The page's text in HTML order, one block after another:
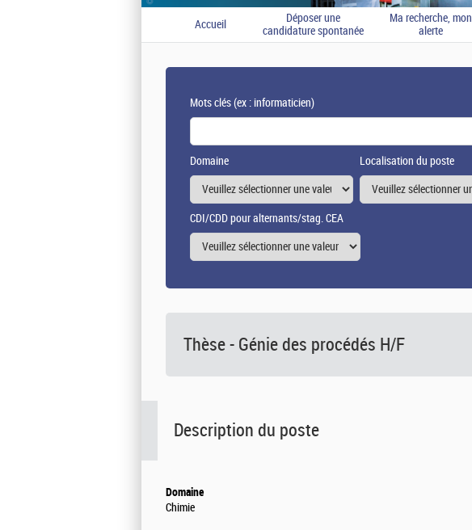
Accueil
Déposer une
candidature spontanée
Ma recherche, mon
alerte
Mots clés(ex : informaticien)
Domaine Localisation du poste
CDI/CDD pour alternants/stag. CEA
Thèse - Génie des procédés H/F
Description du poste
Domaine
Chimie